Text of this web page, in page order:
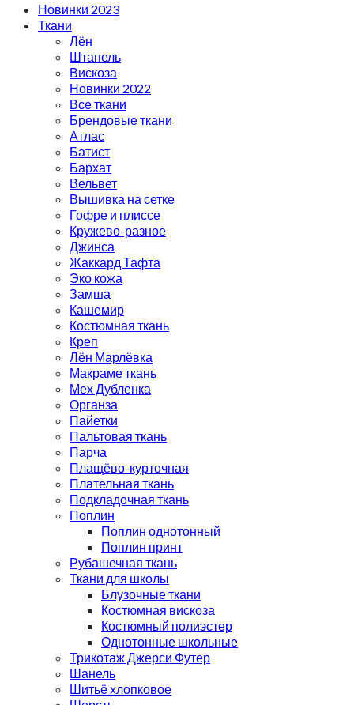
Новинки 2023
Ткани
Лён
Штапель
Вискоза
Новинки 2022
Все ткани
Брендовые ткани
Атлас
Батист
Бархат
Вельвет
Вышивка на сетке
Гофре и плиссе
Кружево-разное
Джинса
Жаккард Тафта
Эко кожа
Замша
Кашемир
Костюмная ткань
Креп
Лён Марлёвка
Макраме ткань
Мех Дубленка
Органза
Пайетки
Пальтовая ткань
Парча
Плащёво-курточная
Плательная ткань
Подкладочная ткань
Поплин
Поплин однотонный
Поплин принт
Рубашечная ткань
Ткани для школы
Блузочные ткани
Костюмная вискоза
Костюмный полиэстер
Однотонные школьные
Трикотаж Джерси Футер
Шанель
Шитьё хлопковое